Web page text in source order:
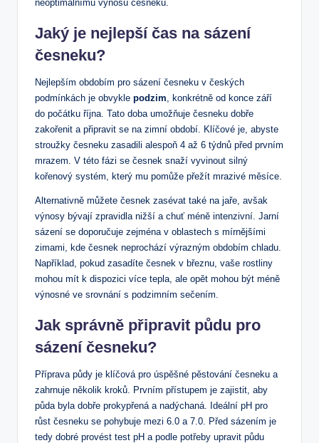
neoptimálnímu výnosu česneku.
Jaký je nejlepší čas na sázení
česneku?
Nejlepším obdobím pro sázení česneku v českých
podmínkách je obvykle podzim , konkrétně od konce září
do počátku října. Tato doba umožňuje česneku dobře
zakořenit a připravit se na zimní období. Klíčové je, abyste
stroužky česneku zasadili alespoň 4 až 6 týdnů před prvním
mrazem. V této fázi se česnek snaží vyvinout silný
kořenový systém, který mu pomůže přežít mrazivé měsíce.
Alternativně můžete česnek zasévat také na jaře, avšak
výnosy bývají zpravidla nižší a chuť méně intenzivní. Jarní
sázení se doporučuje zejména v oblastech s mírnějšími
zimami, kde česnek neprochází výrazným obdobím chladu.
Například, pokud zasadíte česnek v březnu, vaše rostliny
mohou mít k dispozici více tepla, ale opět mohou být méně
výnosné ve srovnání s podzimním sečením.
Jak správně připravit půdu pro
sázení česneku?
Příprava půdy je klíčová pro úspěšné pěstování česneku a
zahrnuje několik kroků. Prvním přístupem je zajistit, aby
půda byla dobře prokypřená a nadýchaná. Ideální pH pro
růst česneku se pohybuje mezi 6.0 a 7.0. Před sázením je
tedy dobré provést test pH a podle potřeby upravit půdu